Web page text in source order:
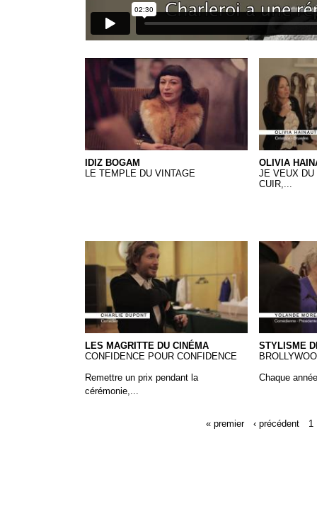
Idiz Bogam
IDIZ BOGAM
LE TEMPLE DU VINTAGE
28 Olivia
OLIVIA
JE VEUX DU
CUIR,...
Les Magritte du Cinéma
LES MAGRITTE DU CINÉMA
CONFIDENCE POUR CONFIDENCE
Remettre un prix pendant la
cérémonie,...
Magritte -
STYLISME
Chaque
« premier ‹ précédent 1